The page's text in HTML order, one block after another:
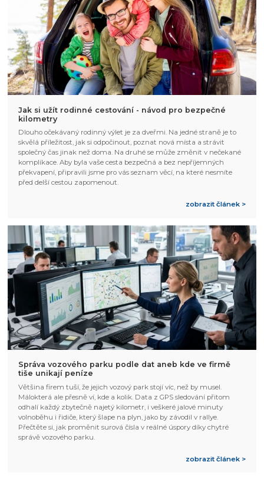
Jak si užít rodinné cestování - návod pro bezpečné
kilometry
Dlouho očekávaný rodinný výlet je za dveřmi. Na jedné straně je to
skvělá příležitost, jak si odpočinout, poznat nová místa a strávit
společný čas jinak než doma. Na druhé se může změnit v nečekané
komplikace. Aby byla vaše cesta bezpečná a bez nepříjemných
překvapení, připravili jsme pro vás seznam věcí, na které nesmíte
před delší cestou zapomenout.
zobrazit článek >
Správa vozového parku podle dat aneb kde ve firmě
tiše unikají peníze
Většina firem tuší, že jejich vozový park stojí víc, než by musel.
Málokterá ale přesně ví, kde a kolik. Data z GPS sledování přitom
odhalí každý zbytečně najetý kilometr, i veškeré jalové minuty
volnoběhu i řidiče, který šlape na plyn, jako by závodil v rallye.
Přečtěte si, jak proměnit surová čísla v reálné úspory díky chytré
správě vozového parku.
zobrazit článek >